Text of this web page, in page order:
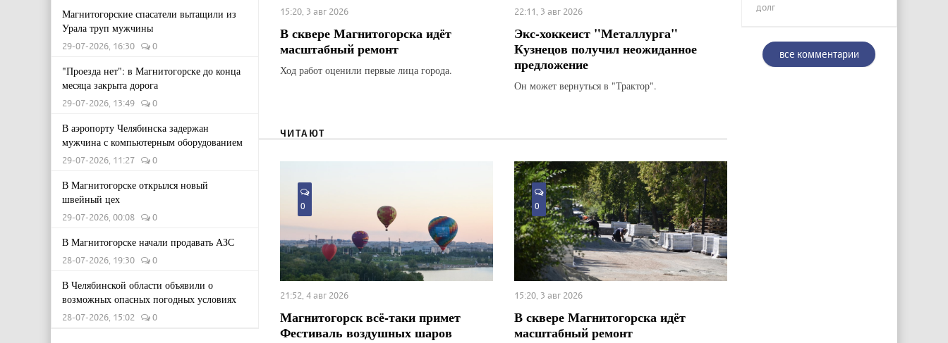
Магнитогорские спасатели вытащили из
Урала труп мужчины
29-07-2026, 16:30 0
"Проезда нет": в Магнитогорске до конца
месяца закрыта дорога
29-07-2026, 13:49 0
В аэропорту Челябинска задержан
мужчина с компьютерным оборудованием
29-07-2026, 11:27 0
В Магнитогорске открылся новый
швейный цех
29-07-2026, 00:08 0
В Магнитогорске начали продавать АЗС
28-07-2026, 19:30 0
В Челябинской области объявили о
возможных опасных погодных условиях
28-07-2026, 15:02 0
15:20, 3 авг 2026
В сквере Магнитогорска идёт
масштабный ремонт
Ход работ оценили первые лица города.
22:11, 3 авг 2026
Экс-хоккеист "Металлурга"
Кузнецов получил неожиданное
предложение
Он может вернуться в "Трактор".
ЧИТАЮТ
0
21:52, 4 авг 2026
Магнитогорск всё-таки примет
Фестиваль воздушных шаров
0
15:20, 3 авг 2026
В сквере Магнитогорска идёт
масштабный ремонт
долг
все комментарии